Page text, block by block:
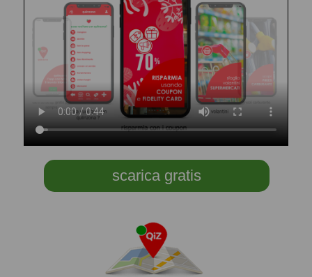
scarica gratis